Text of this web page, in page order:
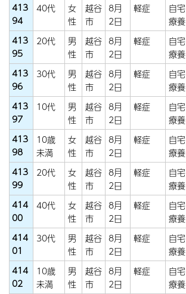
413
94
40代
女
性
越谷
市
8月
2日
軽症
自宅
療養
413
95
20代
男
性
越谷
市
8月
2日
軽症
自宅
療養
413
96
30代
男
性
越谷
市
8月
2日
軽症
自宅
療養
413
97
10代
男
性
越谷
市
8月
2日
軽症
自宅
療養
413
98
10歳
未満
女
性
越谷
市
8月
2日
軽症
自宅
療養
413
99
20代
女
性
越谷
市
8月
2日
軽症
自宅
療養
414
00
40代
女
性
越谷
市
8月
2日
軽症
自宅
療養
414
01
30代
男
性
越谷
市
8月
2日
軽症
自宅
療養
414
02
10歳
未満
男
性
越谷
市
8月
2日
軽症
自宅
療養